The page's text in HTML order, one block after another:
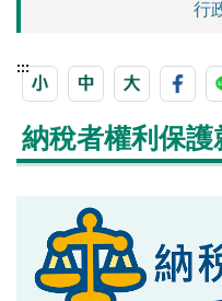
行
:::
納稅者權利保護